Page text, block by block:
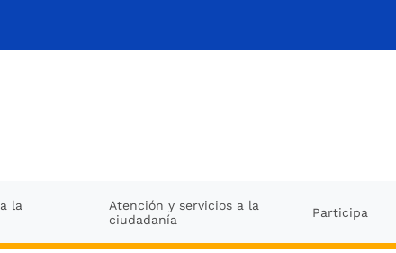
la
Atención y servicios a la
ciudadanía
Participa